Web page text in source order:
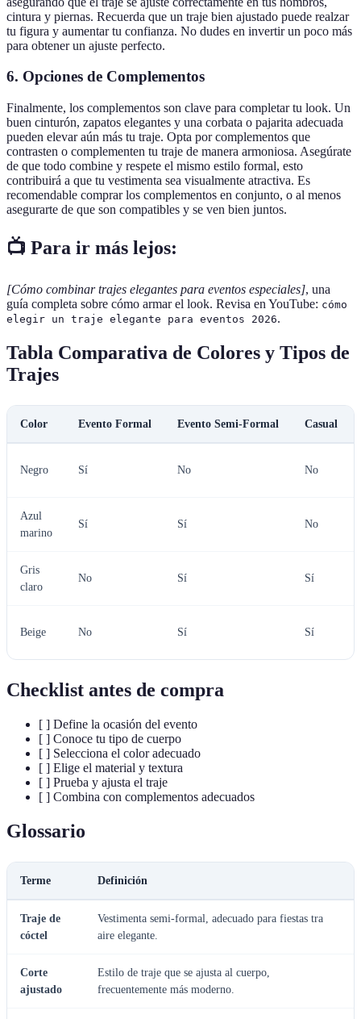
cintura y piernas. Recuerda que un traje bien ajustado puede realzar
tu figura y aumentar tu confianza. No dudes en invertir un poco más
para obtener un ajuste perfecto.
6. Opciones de Complementos
Finalmente, los complementos son clave para completar tu look. Un
buen cinturón, zapatos elegantes y una corbata o pajarita adecuada
pueden elevar aún más tu traje. Opta por complementos que
contrasten o complementen tu traje de manera armoniosa. Asegúrate
de que todo combine y respete el mismo estilo formal, esto
contribuirá a que tu vestimenta sea visualmente atractiva. Es
recomendable comprar los complementos en conjunto, o al menos
asegurarte de que son compatibles y se ven bien juntos.
📺 Para ir más lejos:
[Cómo combinar trajes elegantes para eventos especiales], una
guía completa sobre cómo armar el look. Revisa en YouTube: cómo
elegir un traje elegante para eventos 2026.
Tabla Comparativa de Colores y Tipos de
Trajes
Color Evento Formal Evento Semi-Formal Casual
Negro Sí No No
Azul
marino
Sí Sí No
Gris
claro
No Sí Sí
Beige No Sí Sí
Checklist antes de compra
[ ] Define la ocasión del evento
[ ] Conoce tu tipo de cuerpo
[ ] Selecciona el color adecuado
[ ] Elige el material y textura
[ ] Prueba y ajusta el traje
[ ] Combina con complementos adecuados
Glossario
Terme Definición
Traje de
cóctel
Vestimenta semi-formal, adecuado para fiestas tra
aire elegante.
Corte
ajustado
Estilo de traje que se ajusta al cuerpo,
frecuentemente más moderno.